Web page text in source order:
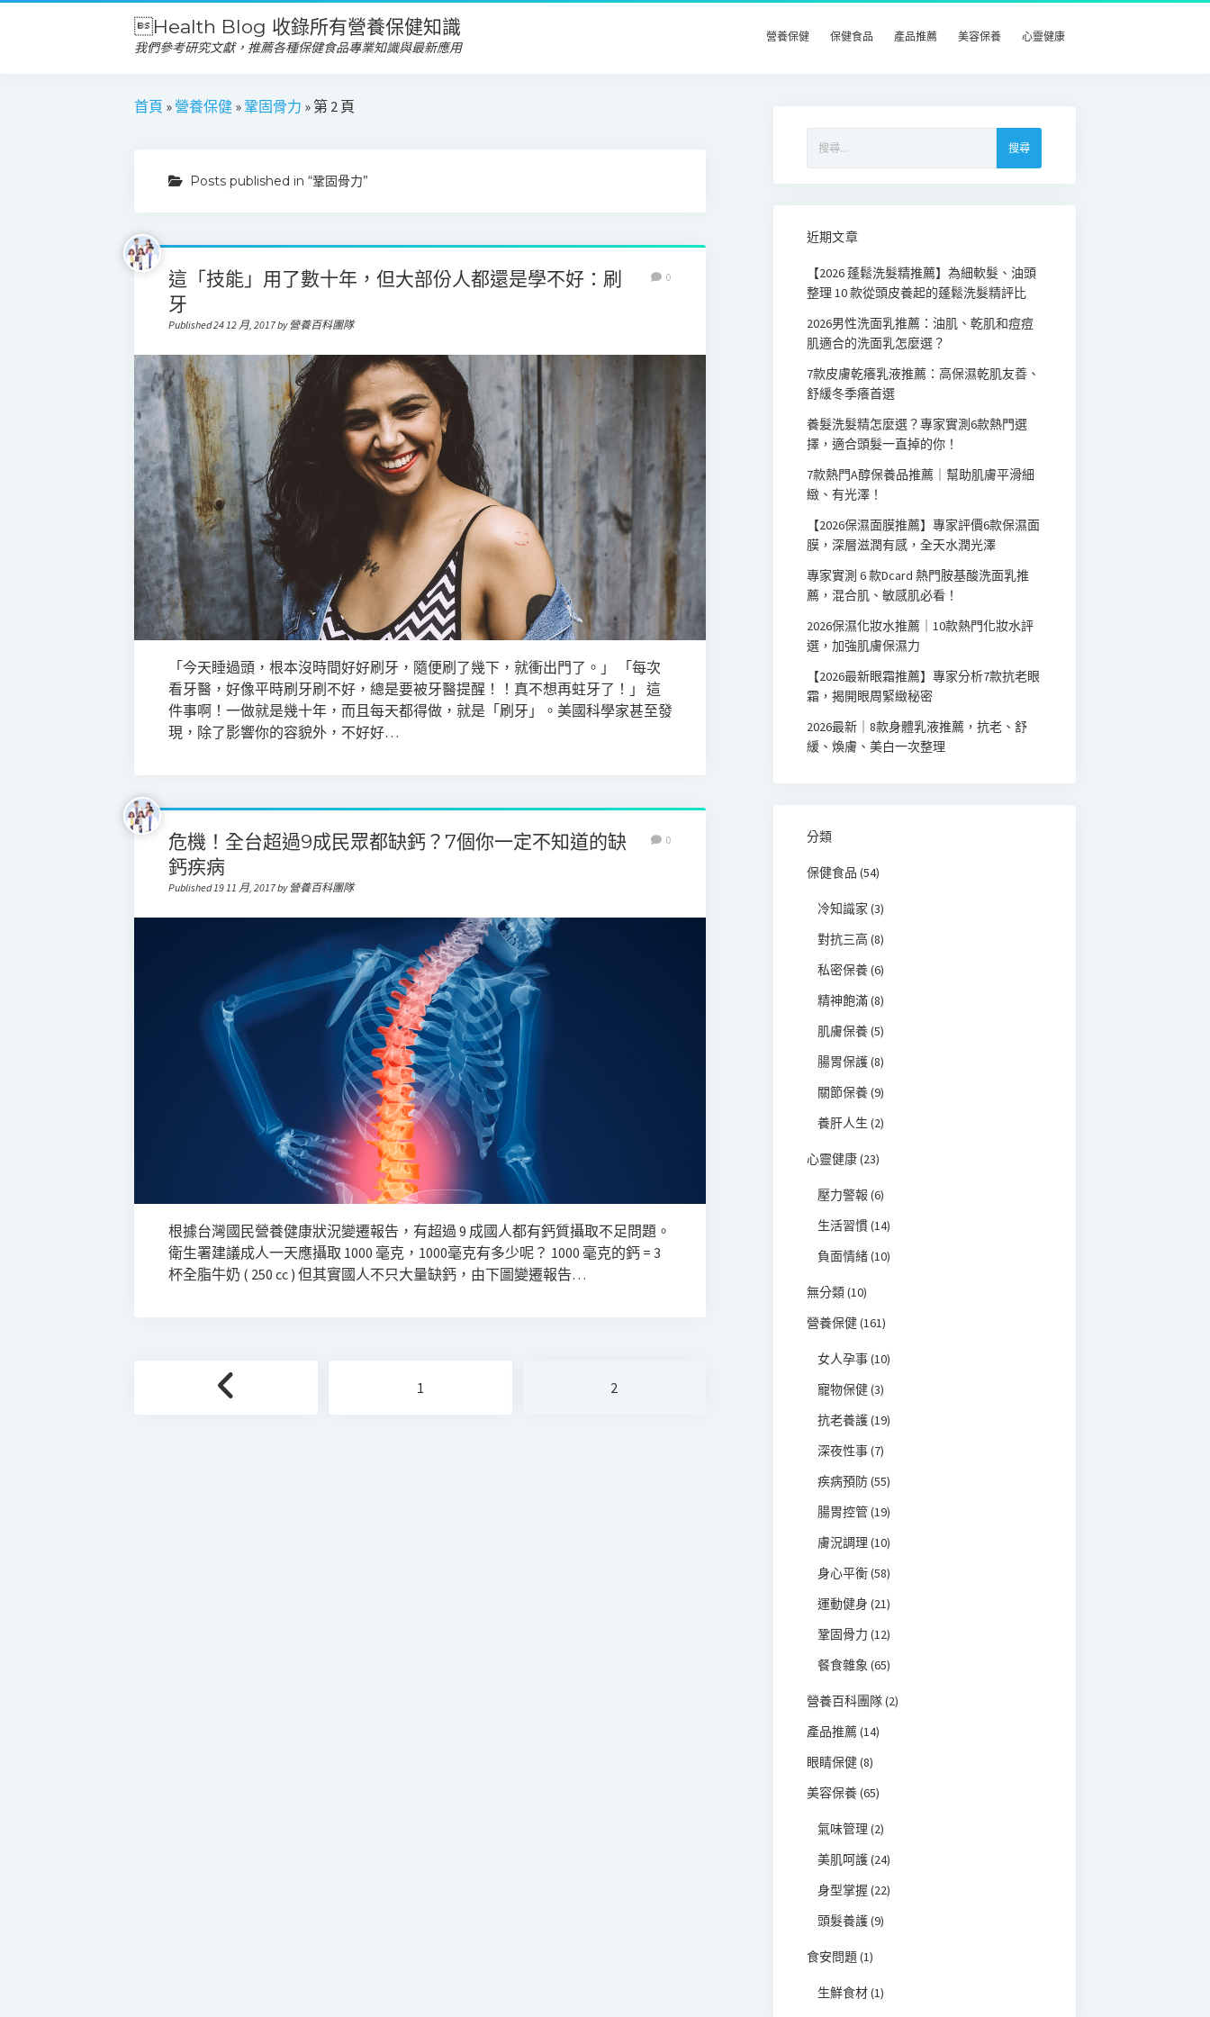
Health Blog 收錄所有營養保健知識
我們參考研究文獻，推薦各種保健食品專業知識與最新應用
營養保健 保健食品 產品推薦 美容保養 心靈健康
首頁 » 營養保健 »鞏固骨力 » 第 2 頁
Posts published in “鞏固骨力”
這「技能」用了數十年，但大部份人都還是學不好：刷
牙
Published 24 12 月, 2017 by 營養百科團隊
0
「今天睡過頭，根本沒時間好好刷牙，隨便刷了幾下，就衝出門了。」 「每次
看牙醫，好像平時刷牙刷不好，總是要被牙醫提醒！！真不想再蛀牙了！」 這
件事啊！一做就是幾十年，而且每天都得做，就是「刷牙」。美國科學家甚至發
現，除了影響你的容貌外，不好好…
危機！全台超過9成民眾都缺鈣？7個你一定不知道的缺
鈣疾病
Published 19 11 月, 2017 by 營養百科團隊
0
根據台灣國民營養健康狀況變遷報告，有超過 9 成國人都有鈣質攝取不足問題。
衛生署建議成人一天應攝取 1000 毫克，1000毫克有多少呢？ 1000 毫克的鈣 = 3
杯全脂牛奶 ( 250 cc ) 但其實國人不只大量缺鈣，由下圖變遷報告…
1 2
近期文章
【2026 蓬鬆洗髮精推薦】為細軟髮、油頭
整理 10 款從頭皮養起的蓬鬆洗髮精評比
2026男性洗面乳推薦：油肌、乾肌和痘痘
肌適合的洗面乳怎麼選？
7款皮膚乾癢乳液推薦：高保濕乾肌友善、
舒緩冬季癢首選
養髮洗髮精怎麼選？專家實測6款熱門選
擇，適合頭髮一直掉的你！
7款熱門A醇保養品推薦｜幫助肌膚平滑細
緻、有光澤！
【2026保濕面膜推薦】專家評價6款保濕面
膜，深層滋潤有感，全天水潤光澤
專家實測 6 款Dcard 熱門胺基酸洗面乳推
薦，混合肌、敏感肌必看！
2026保濕化妝水推薦｜10款熱門化妝水評
選，加強肌膚保濕力
【2026最新眼霜推薦】專家分析7款抗老眼
霜，揭開眼周緊緻秘密
2026最新｜8款身體乳液推薦，抗老、舒
緩、煥膚、美白一次整理
分類
保健食品 (54)
冷知識家 (3)
對抗三高(8)
私密保養(6)
精神飽滿(8)
肌膚保養(5)
腸胃保護(8)
關節保養(9)
養肝人生 (2)
心靈健康(23)
壓力警報 (6)
生活習慣(14)
負面情緒(10)
無分類(10)
營養保健(161)
女人孕事(10)
寵物保健(3)
抗老養護(19)
深夜性事(7)
疾病預防(55)
腸胃控管(19)
膚況調理 (10)
身心平衡(58)
運動健身 (21)
鞏固骨力 (12)
餐食雜象 (65)
營養百科團隊(2)
產品推薦(14)
眼睛保健(8)
美容保養(65)
氣味管理 (2)
美肌呵護(24)
身型掌握 (22)
頭髮養護(9)
食安問題(1)
生鮮食材(1)